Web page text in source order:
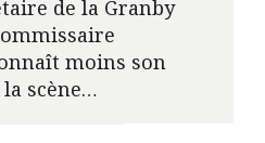
de la Granby
moins son
scène…